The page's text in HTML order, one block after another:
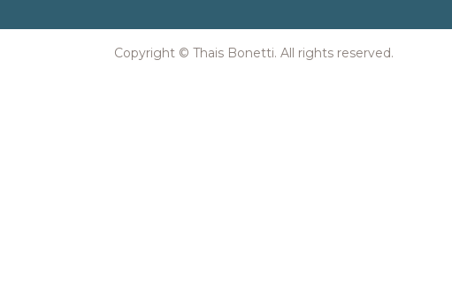
Copyright © Thais Bonetti. All rights reserved.